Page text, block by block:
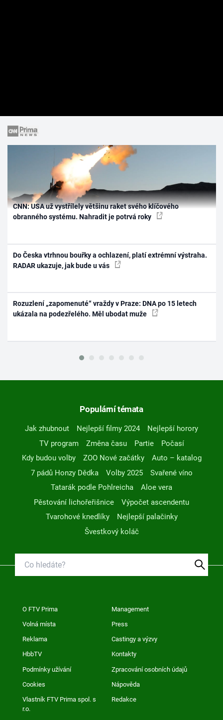
CNN: USA už vystřílely většinu raket svého klíčového
obranného systému. Nahradit je potrvá roky
Do Česka vtrhnou bouřky a ochlazení, platí extrémní výstraha.
RADAR ukazuje, jak bude u vás
Rozuzlení „zapomenuté“ vraždy v Praze: DNA po 15 letech
ukázala na podezřelého. Měl ubodat muže
Populární témata
Jak zhubnout Nejlepší filmy 2024
Nejlepší horory
TV program
Změna času Partie
Počasí
Kdy budou volby
ZOO Nové začátky
Auto – katalog
7 pádů Honzy Dědka
Volby 2025
Svařené víno
Tatarák podle Pohlreicha
Aloe vera
Pěstování lichořeřišnice
Výpočet ascendentu
Tvarohové knedlíky
Nejlepší palačinky
Švestkový koláč
O FTV Prima Management
Volná místa Press
Reklama Castingy a výzvy
HbbTV Kontakty
Podmínky užívání Zpracování osobních údajů
Cookies Nápověda
Vlastník FTV Prima spol. s
r.o.
Redakce